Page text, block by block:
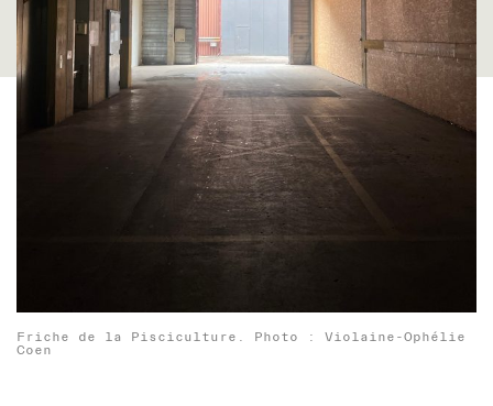
Friche de la Pisciculture. Photo : Violaine-Ophélie
Coen